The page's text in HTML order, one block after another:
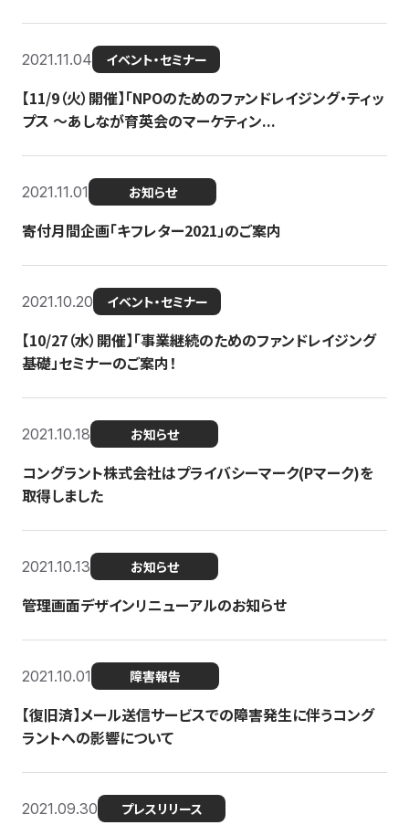
2021.11.04 イベント・セミナー
【11/9（火）開催】「NPOのためのファンドレイジング・ティッ
プス 〜あしなが育英会のマーケティン...
2021.11.01 お知らせ
寄付月間企画「キフレター2021」のご案内
2021.10.20 イベント・セミナー
【10/27（水）開催】「事業継続のためのファンドレイジング
基礎」セミナーのご案内！
2021.10.18 お知らせ
コングラント株式会社はプライバシーマーク(Pマーク)を
取得しました
2021.10.13 お知らせ
管理画面デザインリニューアルのお知らせ
2021.10.01 障害報告
【復旧済】メール送信サービスでの障害発生に伴うコング
ラントへの影響について
2021.09.30 プレスリリース